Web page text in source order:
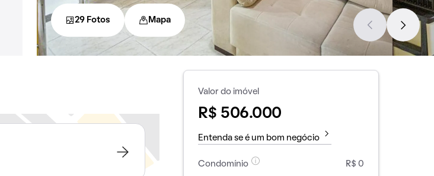
29 Fotos Mapa
Valor do imóvel
R$ 506.000
Entenda se é um bom negócio
Condomínio R$ 0